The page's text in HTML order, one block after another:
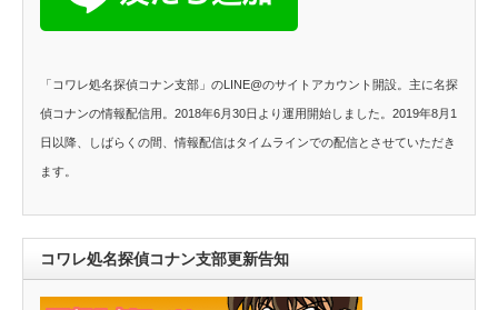
「コワレ処名探偵コナン支部」のLINE@のサイトアカウント開設。主に名探
偵コナンの情報配信用。2018年6月30日より運用開始しました。2019年8月1
日以降、しばらくの間、情報配信はタイムラインでの配信とさせていただき
ます。
コワレ処名探偵コナン支部更新告知